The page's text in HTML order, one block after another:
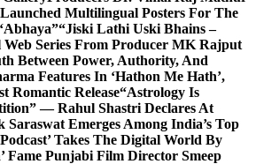
Multilingual Posters For The
“Jiski Lathi Uski Bhains –
Web Series From Producer MK Rajput
Between Power, Authority, And
Features In ‘Hathon Me Hath’,
Romantic Release“Astrology Is
— Rahul Shastri Declares At
Saraswat Emerges Among India’s Top
Takes The Digital World By
Fame Punjabi Film Director Smeep